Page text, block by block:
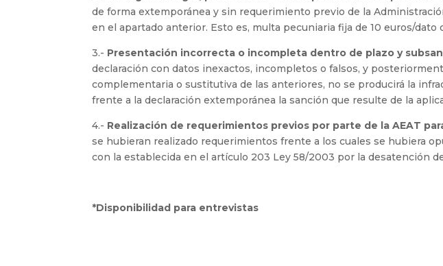
de forma extemporánea y sin requerimiento previo de la
en el apartado anterior. Esto es, multa pecuniaria fija de 10 euros/
3.- Presentación incorrecta o incompleta dentro de plazo y
declaración con datos inexactos, incompletos o falsos, y
complementaria o sustitutiva de las anteriores, no se producirá la
frente a la declaración extemporánea la sanción que resulte de la
4.- Realización de requerimientos previos por parte de la AEAT
se hubieran realizado requerimientos frente a los cuales se hubiera
con la establecida en el artículo 203 Ley 58/2003 por la desatención
*Disponibilidad para entrevistas